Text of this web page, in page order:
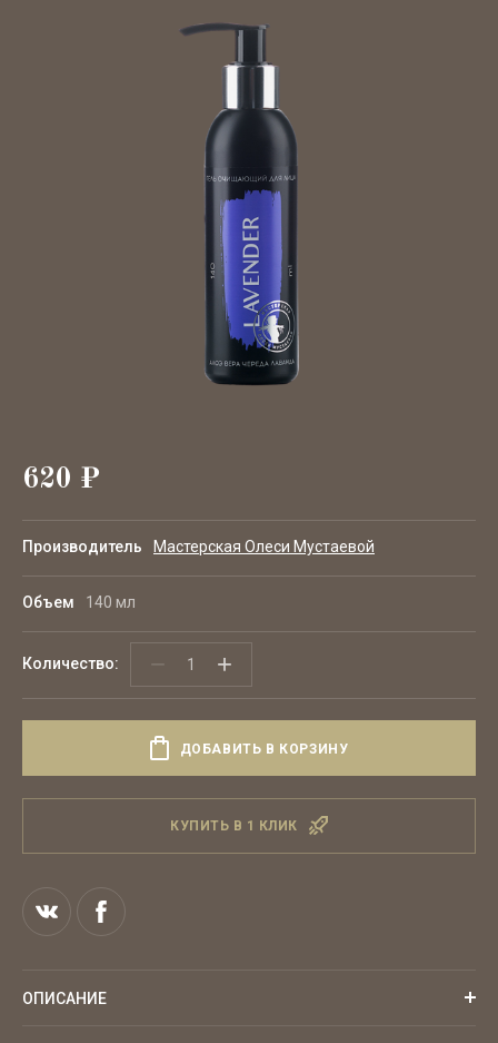
620 ₽
Производитель Мастерская Олеси Мустаевой
Объем 140 мл
Количество: − +
ДОБАВИТЬ В КОРЗИНУ
КУПИТЬ В 1 КЛИК
ОПИСАНИЕ